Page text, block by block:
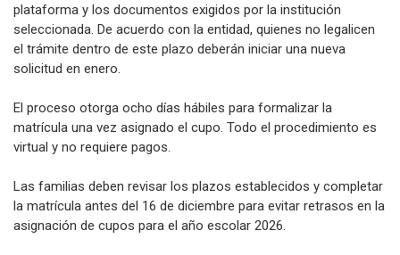
plataforma y los documentos exigidos por la institución
seleccionada. De acuerdo con la entidad, quienes no legalicen
el trámite dentro de este plazo deberán iniciar una nueva
solicitud en enero.
El proceso otorga ocho días hábiles para formalizar la
matrícula una vez asignado el cupo. Todo el procedimiento es
virtual y no requiere pagos.
Las familias deben revisar los plazos establecidos y completar
la matrícula antes del 16 de diciembre para evitar retrasos en la
asignación de cupos para el año escolar 2026.